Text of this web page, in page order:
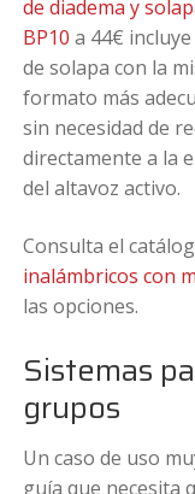
de diadema y
BP10 a 44€
de solapa con la
formato más
sin necesidad de
directamente a la
del altavoz activo.
Consulta el
inalámbricos con
las opciones.
Sistemas
grupos
Un caso de uso
guía que necesita